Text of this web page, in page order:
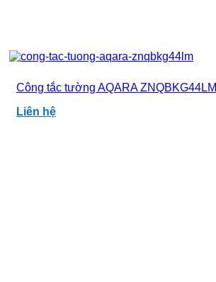
Công tắc tường AQARA ZNQBKG44LM
Liên hệ